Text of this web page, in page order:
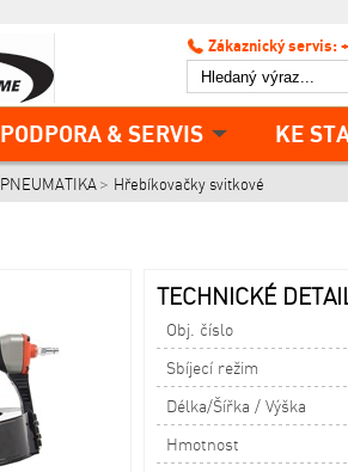
PODPORA & SERVIS KE
Zákaznický servis:
PNEUMATIKA Hřebíkovačky svitkové
TECHNICKÉ
Obj. číslo
Sbíjecí režim
Délka/Šířka / Výška
Hmotnost